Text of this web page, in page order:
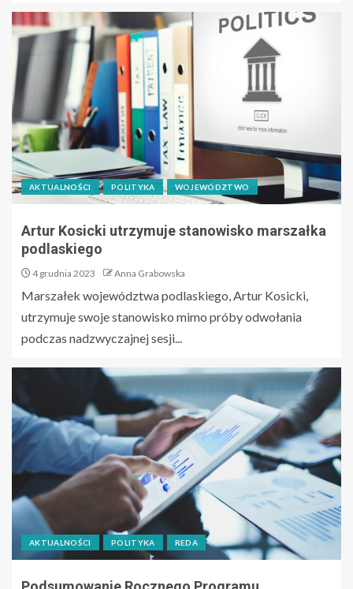
AKTUALNOŚCI POLITYKA WOJEWÓDZTWO
Artur Kosicki utrzymuje stanowisko marszałka
podlaskiego
4 grudnia 2023 Anna Grabowska
Marszałek województwa podlaskiego, Artur Kosicki,
utrzymuje swoje stanowisko mimo próby odwołania
podczas nadzwyczajnej sesji...
AKTUALNOŚCI POLITYKA REDA